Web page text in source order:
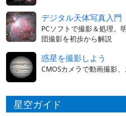
デジタル天体写真入門
PCソフトで撮影＆処理。
団撮影を初歩から解説
惑星を撮影しよう
CMOSカメラで動画撮影
星空ガイド